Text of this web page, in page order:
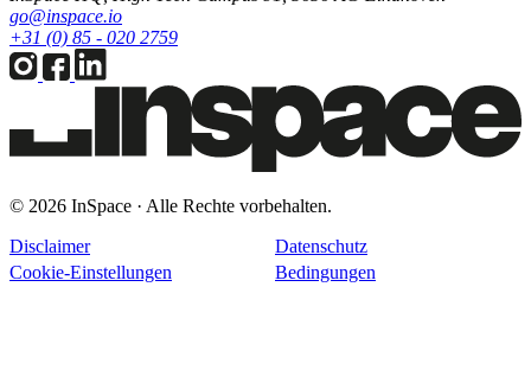
go@inspace.io
+31 (0) 85 - 020 2759
© 2026 InSpace · Alle Rechte vorbehalten.
Disclaimer
Datenschutz
Cookie-Einstellungen
Bedingungen